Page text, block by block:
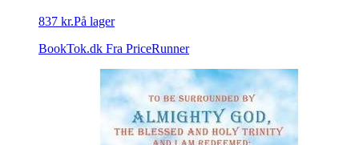
837 kr.På lager
BookTok.dk Fra PriceRunner